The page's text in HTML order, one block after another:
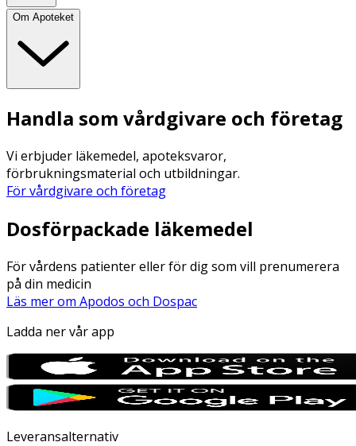
Om Apoteket
Handla som vårdgivare och företag
Vi erbjuder läkemedel, apoteksvaror,
förbrukningsmaterial och utbildningar.
För vårdgivare och företag
Dosförpackade läkemedel
För vårdens patienter eller för dig som vill prenumerera
på din medicin
Läs mer om Apodos och Dospac
Ladda ner vår app
Leveransalternativ